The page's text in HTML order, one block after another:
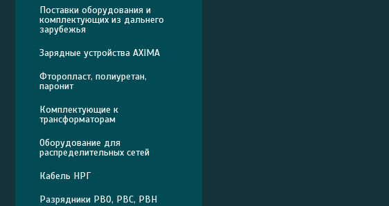
Поставки оборудования и
комплектующих из дальнего
зарубежья
Зарядные устройства AXIMA
Фторопласт, полиуретан,
паронит
Комплектующие к
трансформаторам
Оборудование для
распределительных сетей
Кабель НРГ
Разрядники РВО, РВС, РВН